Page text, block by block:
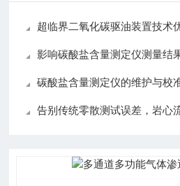
超临界二氧化碳驱油装置技术
影响碳酸盐含量测定仪测量结果的因素
碳酸盐含量测定仪的维护与校
告别传统零散测试误差，岩心流动实验仪实